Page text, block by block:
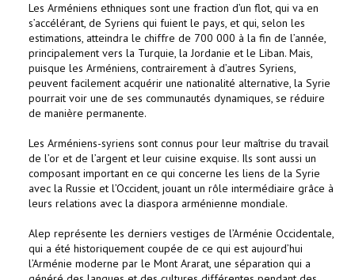
Les Arméniens ethniques sont une fraction d’un flot, qui va en
s’accélérant, de Syriens qui fuient le pays, et qui, selon les
estimations, atteindra le chiffre de 700 000 à la fin de l’année,
principalement vers la Turquie, la Jordanie et le Liban. Mais,
puisque les Arméniens, contrairement à d’autres Syriens,
peuvent facilement acquérir une nationalité alternative, la Syrie
pourrait voir une de ses communautés dynamiques, se réduire
de manière permanente.
Les Arméniens-syriens sont connus pour leur maîtrise du travail
de l’or et de l’argent et leur cuisine exquise. Ils sont aussi un
composant important en ce qui concerne les liens de la Syrie
avec la Russie et l’Occident, jouant un rôle intermédiaire grâce à
leurs relations avec la diaspora arménienne mondiale.
Alep représente les derniers vestiges de l’Arménie Occidentale,
qui a été historiquement coupée de ce qui est aujourd’hui
l’Arménie moderne par le Mont Ararat, une séparation qui a